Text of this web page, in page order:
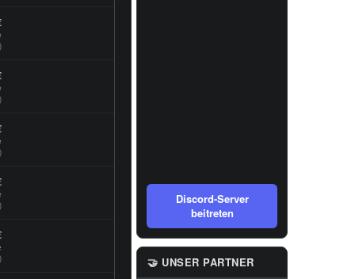
Discord-Server
beitreten
🤝 UNSER PARTNER